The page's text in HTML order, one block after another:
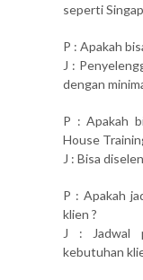
seperti
P : Apakah
J :
dengan
P : Apakah
House
J : Bisa
P : Apakah
klien ?
J : Jadwal
kebutuhan